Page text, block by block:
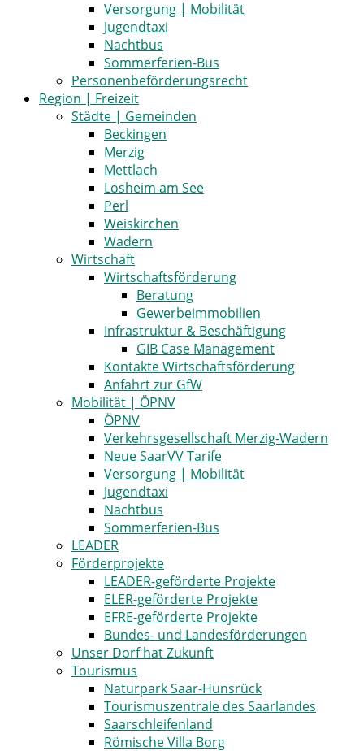
Versorgung | Mobilität
Jugendtaxi
Nachtbus
Sommerferien-Bus
Personenbeförderungsrecht
Region | Freizeit
Städte | Gemeinden
Beckingen
Merzig
Mettlach
Losheim am See
Perl
Weiskirchen
Wadern
Wirtschaft
Wirtschaftsförderung
Beratung
Gewerbeimmobilien
Infrastruktur & Beschäftigung
GIB Case Management
Kontakte Wirtschaftsförderung
Anfahrt zur GfW
Mobilität | ÖPNV
ÖPNV
Verkehrsgesellschaft Merzig-Wadern
Neue SaarVV Tarife
Versorgung | Mobilität
Jugendtaxi
Nachtbus
Sommerferien-Bus
LEADER
Förderprojekte
LEADER-geförderte Projekte
ELER-geförderte Projekte
EFRE-geförderte Projekte
Bundes- und Landesförderungen
Unser Dorf hat Zukunft
Tourismus
Naturpark Saar-Hunsrück
Tourismuszentrale des Saarlandes
Saarschleifenland
Römische Villa Borg